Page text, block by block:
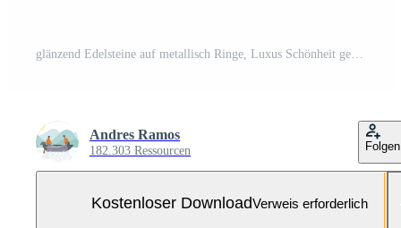
glänzend Edelsteine auf metallisch Ringe, Luxus Schönheit generiert durch ai Kostenloses Foto
Andres Ramos
182.303 Ressourcen Folgen
Kostenloser DownloadVerweis erforderlich